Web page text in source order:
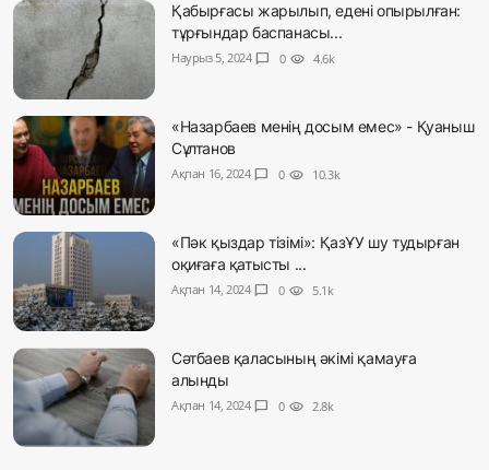
Қабырғасы жарылып, едені опырылған:
тұрғындар баспанасы...
Наурыз 5, 2024 chat_bubble 0 visibility 4.6k
«Назарбаев менің досым емес» - Қуаныш
Сұлтанов
Ақпан 16, 2024 chat_bubble 0 visibility 10.3k
«Пәк қыздар тізімі»: ҚазҰУ шу тудырған
оқиғаға қатысты ...
Ақпан 14, 2024 chat_bubble 0 visibility 5.1k
Сәтбаев қаласының әкімі қамауға
алынды
Ақпан 14, 2024 chat_bubble 0 visibility 2.8k